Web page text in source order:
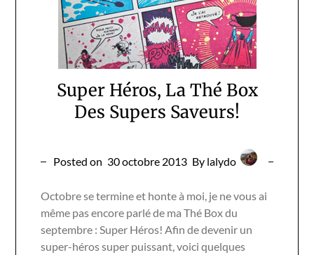
Super Héros, La Thé Box
Des Supers Saveurs!
Posted on 30 octobre 2013 By lalydo
Octobre se termine et honte à moi, je ne vous ai
même pas encore parlé de ma Thé Box du
septembre : Super Héros! Afin de devenir un
super-héros super puissant, voici quelques